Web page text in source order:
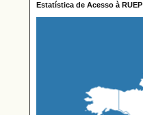
Estatística de Acesso à RUEP